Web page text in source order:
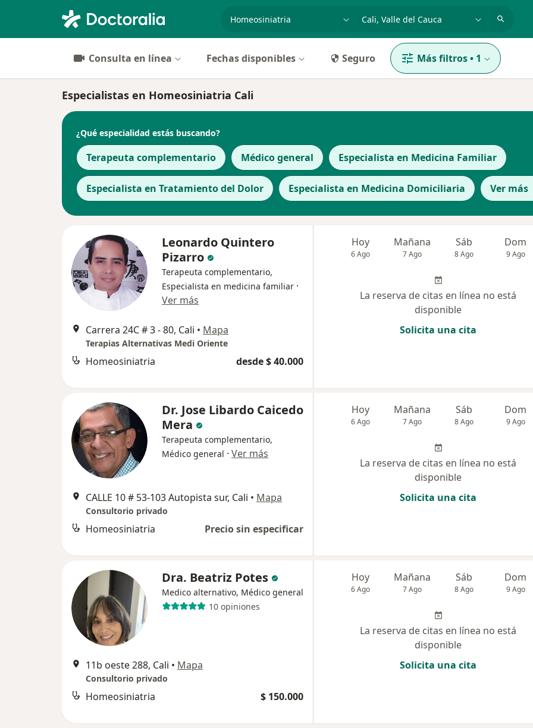
Consulta en línea Fechas disponibles Seguro Más filtros• 1
Especialistas en Homeosiniatria Cali
¿Qué especialidad estás buscando?
Terapeuta complementario Médico general Especialista en Medicina Familiar
Especialista en Tratamiento del Dolor Especialista en Medicina Domiciliaria Ver más
Leonardo Quintero
Pizarro
Terapeuta complementario,
Especialista en medicina familiar ·
Ver más
Carrera 24C # 3 - 80, Cali • Mapa
Terapias Alternativas Medi Oriente
Homeosiniatria desde $ 40.000
Hoy
6 Ago
Mañana
7 Ago
Sáb
8 Ago
Dom
9 Ago
La reserva de citas en línea no está
disponible
Solicita una cita
Dr. Jose Libardo Caicedo
Mera
Terapeuta complementario,
Médico general · Ver más
CALLE 10 # 53‐103 Autopista sur, Cali • Mapa
Consultorio privado
Homeosiniatria Precio sin especificar
Hoy
6 Ago
Mañana
7 Ago
Sáb
8 Ago
Dom
9 Ago
La reserva de citas en línea no está
disponible
Solicita una cita
Dra. Beatriz Potes
Medico alternativo, Médico general
10 opiniones
11b oeste 288, Cali • Mapa
Consultorio privado
Homeosiniatria $ 150.000
Hoy
6 Ago
Mañana
7 Ago
Sáb
8 Ago
Dom
9 Ago
La reserva de citas en línea no está
disponible
Solicita una cita